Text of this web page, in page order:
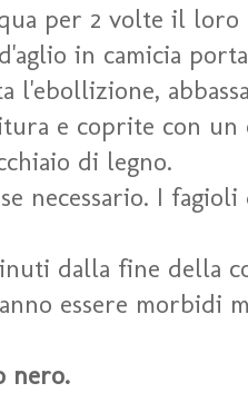
per 2 volte il loro
in camicia
l'ebollizione,
e coprite con un
di legno.
necessario. I
dalla fine della
essere morbidi
nero.